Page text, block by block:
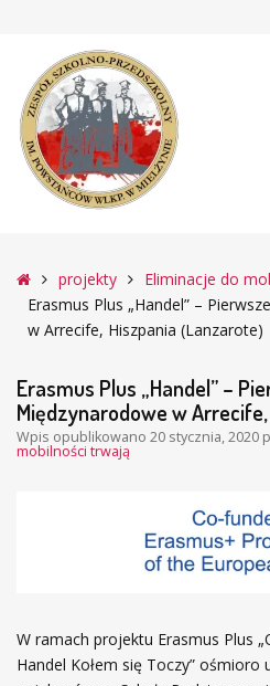
„Handel”
Pierwsze
Spotkanie
Międzynarodowe
(Lanzarote)
Głównaprojekty
Eliminacje do
Erasmus Plus „Handel” –
w Arrecife, Hiszpania (Lanzarote)
Erasmus Plus „Handel” –
Międzynarodowe w
Wpis opublikowano 20 stycznia, 2020
mobilności trwają
W ramach projektu Erasmus Plus
Handel Kołem się Toczy” ośmioro